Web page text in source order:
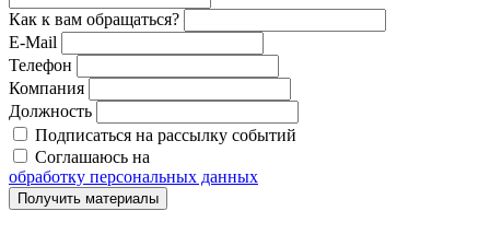
Как к вам обращаться?
E-Mail
Телефон
Компания
Должность
Подписаться на рассылку событий
Соглашаюсь на
обработку персональных данных
Получить материалы